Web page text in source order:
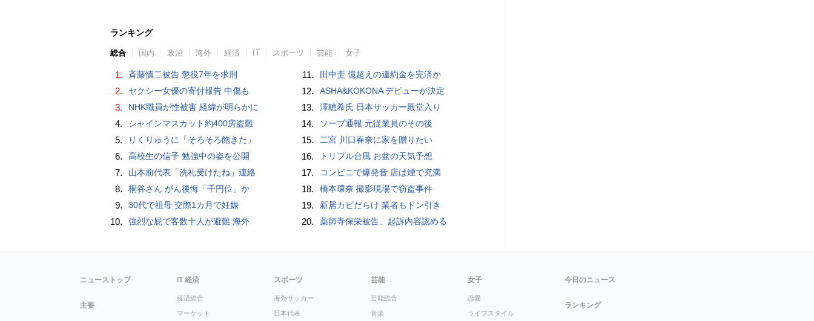
ランキング
総合 国内 政治 海外 経済 IT スポーツ 芸能 女子
1. 斉藤慎二被告 懲役7年を求刑
2. セクシー女優の寄付報告 中傷も
3. NHK職員が性被害 経緯が明らかに
4. シャインマスカット約400房盗難
5. りくりゅうに「そろそろ飽きた」
6. 高校生の信子 勉強中の姿を公開
7. 山本前代表「洗礼受けたね」連絡
8. 桐谷さん がん後悔「千円位」か
9. 30代で祖母 交際1カ月で妊娠
10. 強烈な屁で客数十人が避難 海外
11. 田中圭 億超えの違約金を完済か
12. ASHA&KOKONA デビューが決定
13. 澤穂希氏 日本サッカー殿堂入り
14. ソープ通報 元従業員のその後
15. 二宮 川口春奈に家を贈りたい
16. トリプル台風 お盆の天気予想
17. コンビニで爆発音 店は煙で充満
18. 橋本環奈 撮影現場で窃盗事件
19. 新居カビだらけ 業者もドン引き
20. 薬師寺保栄被告、起訴内容認める
ニューストップ
主要
IT 経済
経済総合
マーケット
スポーツ
海外サッカー
日本代表
芸能
芸能総合
音楽
女子
恋愛
ライフスタイル
今日のニュース
ランキング